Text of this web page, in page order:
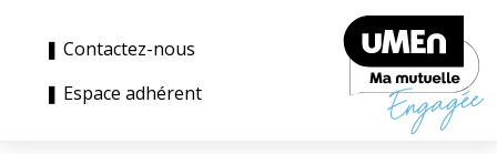
❚ Contactez-nous
❚ Espace adhérent